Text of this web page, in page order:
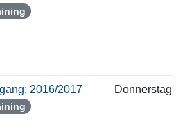
2016/2017 Donnerstag